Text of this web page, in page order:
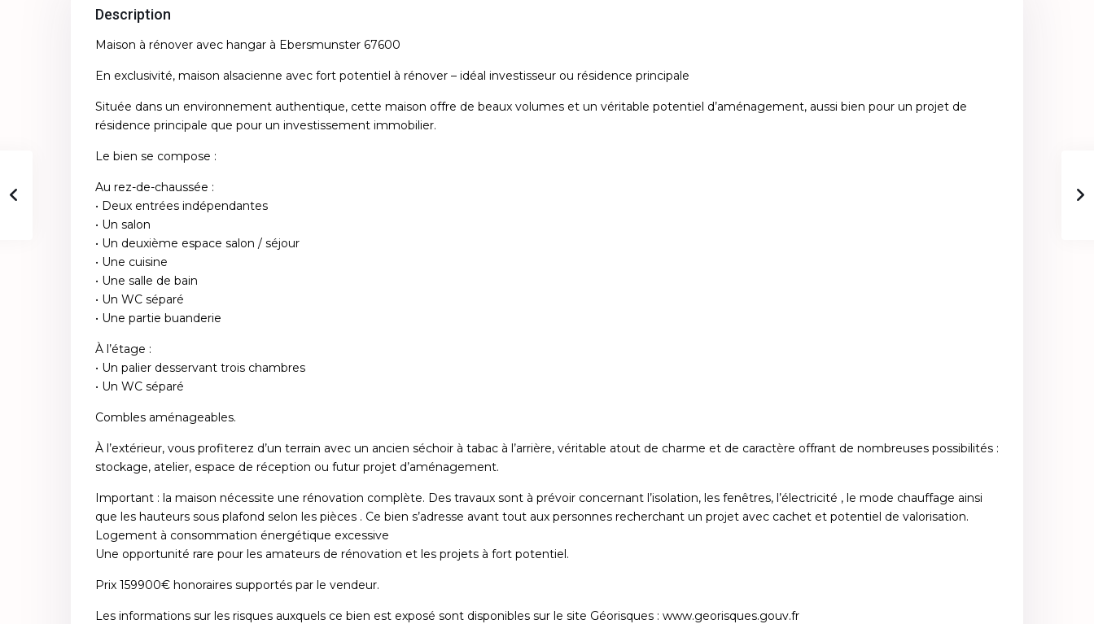
Description
Maison à rénover avec hangar à Ebersmunster 67600
En exclusivité, maison alsacienne avec fort potentiel à rénover – idéal investisseur ou résidence principale
Située dans un environnement authentique, cette maison offre de beaux volumes et un véritable potentiel d’aménagement, aussi bien pour un projet de
résidence principale que pour un investissement immobilier.
Le bien se compose :
Au rez-de-chaussée :
• Deux entrées indépendantes
• Un salon
• Un deuxième espace salon / séjour
• Une cuisine
• Une salle de bain
• Un WC séparé
• Une partie buanderie
À l’étage :
• Un palier desservant trois chambres
• Un WC séparé
Combles aménageables.
À l’extérieur, vous profiterez d’un terrain avec un ancien séchoir à tabac à l’arrière, véritable atout de charme et de caractère offrant de nombreuses possibilités :
stockage, atelier, espace de réception ou futur projet d’aménagement.
Important : la maison nécessite une rénovation complète. Des travaux sont à prévoir concernant l’isolation, les fenêtres, l’électricité , le mode chauffage ainsi
que les hauteurs sous plafond selon les pièces . Ce bien s’adresse avant tout aux personnes recherchant un projet avec cachet et potentiel de valorisation.
Logement à consommation énergétique excessive
Une opportunité rare pour les amateurs de rénovation et les projets à fort potentiel.
Prix 159900€ honoraires supportés par le vendeur.
Les informations sur les risques auxquels ce bien est exposé sont disponibles sur le site Géorisques : www.georisques.gouv.fr